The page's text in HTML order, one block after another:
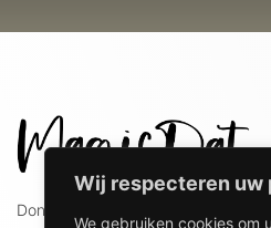
Wij respecteren uw
We gebruiken cookies om
Doniaweg 9